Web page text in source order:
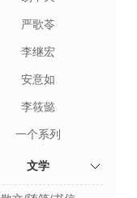
严歌苓
李继宏
安意如
李筱懿
一个系列
文学